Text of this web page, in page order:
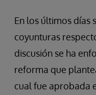
En los últimos días
coyunturas
discusión se ha
reforma que
cual fue aprobada